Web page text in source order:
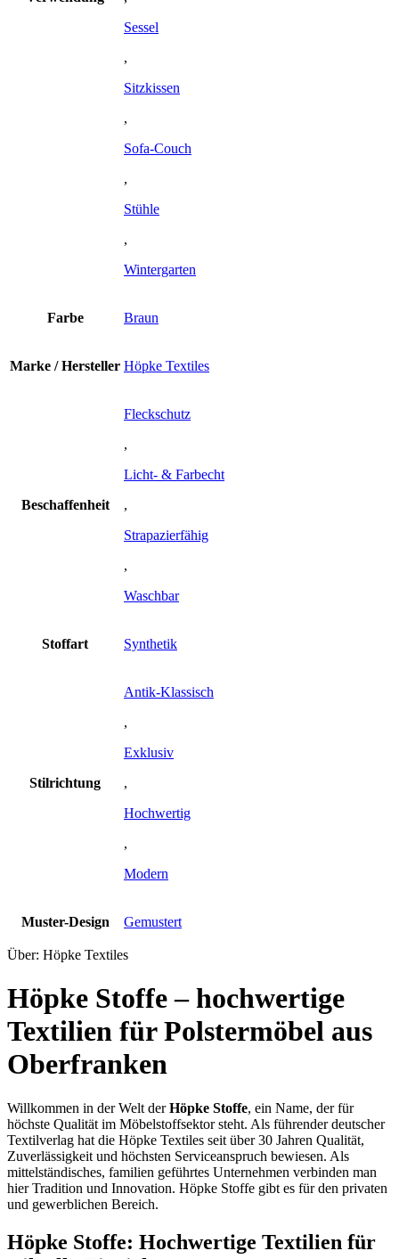
Sessel
,
Sitzkissen
,
Sofa-Couch
,
Stühle
,
Wintergarten
Farbe Braun
Marke / Hersteller Höpke Textiles
Beschaffenheit
Fleckschutz
,
Licht- & Farbecht
,
Strapazierfähig
,
Waschbar
Stoffart Synthetik
Stilrichtung
Antik-Klassisch
,
Exklusiv
,
Hochwertig
,
Modern
Muster-Design Gemustert
Über: Höpke Textiles
Höpke Stoffe – hochwertige
Textilien für Polstermöbel aus
Oberfranken
Willkommen in der Welt derHöpke Stoffe, ein Name, der für
höchste Qualität im Möbelstoffsektor steht. Als führender deutscher
Textilverlag hat die Höpke Textiles seit über 30 Jahren Qualität,
Zuverlässigkeit und höchsten Serviceanspruch bewiesen. Als
mittelständisches, familien geführtes Unternehmen verbinden man
hier Tradition und Innovation. Höpke Stoffe gibt es für den privaten
und gewerblichen Bereich.
Höpke Stoffe: Hochwertige Textilien für